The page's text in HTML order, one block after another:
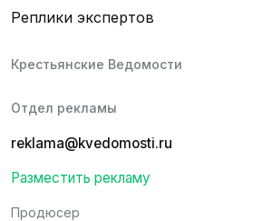
Реплики экспертов
Крестьянские Ведомости
Отдел рекламы
reklama@kvedomosti.ru
Разместить рекламу
Продюсер